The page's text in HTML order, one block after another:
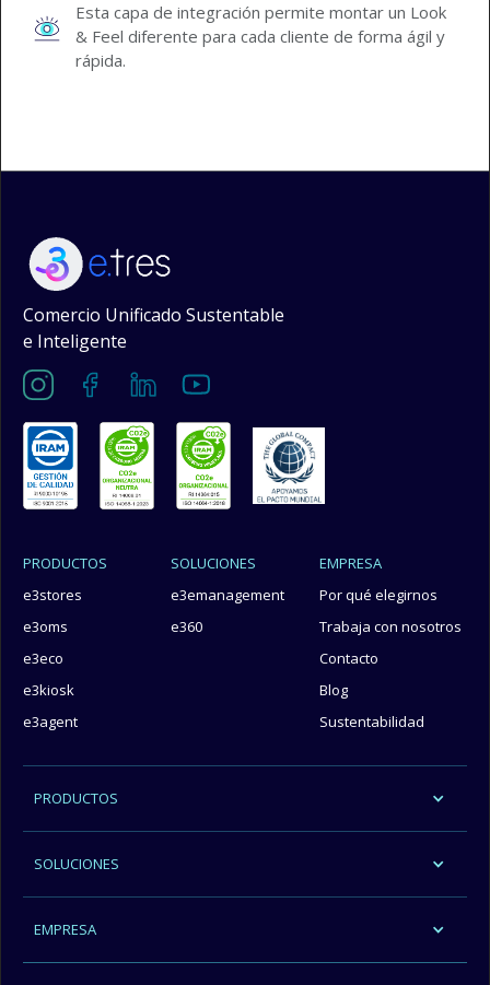
Esta capa de integración permite montar un Look
& Feel diferente para cada cliente de forma ágil y
rápida.
Comercio Unificado Sustentable
e Inteligente
PRODUCTOS
e3stores
e3oms
e3eco
e3kiosk
e3agent
SOLUCIONES
e3emanagement
e360
EMPRESA
Por qué elegirnos
Trabaja con nosotros
Contacto
Blog
Sustentabilidad
PRODUCTOS
SOLUCIONES
EMPRESA